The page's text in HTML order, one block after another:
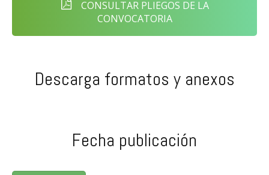
CONSULTAR PLIEGOS DE LA
CONVOCATORIA
Descarga formatos y anexos
Fecha publicación